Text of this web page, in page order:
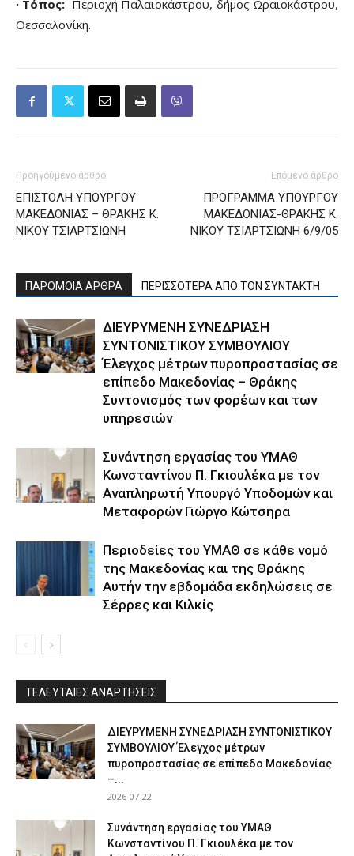
· Τόπος: Περιοχή Παλαιοκάστρου, δήμος Ωραιοκάστρου,
Θεσσαλονίκη.
Προηγούμενο άρθρο
ΕΠΙΣΤΟΛΗ ΥΠΟΥΡΓΟΥ
ΜΑΚΕΔΟΝΙΑΣ – ΘΡΑΚΗΣ Κ.
ΝΙΚΟΥ ΤΣΙΑΡΤΣΙΩΝΗ
Επόμενο άρθρο
ΠΡΟΓΡΑΜΜΑ ΥΠΟΥΡΓΟΥ
ΜΑΚΕΔΟΝΙΑΣ-ΘΡΑΚΗΣ Κ.
ΝΙΚΟΥ ΤΣΙΑΡΤΣΙΩΝΗ 6/9/05
ΠΑΡΟΜΟΙΑ ΑΡΘΡΑ ΠΕΡΙΣΣΟΤΕΡΑ ΑΠΟ ΤΟΝ ΣΥΝΤΑΚΤΗ
ΔΙΕΥΡΥΜΕΝΗ ΣΥΝΕΔΡΙΑΣΗ
ΣΥΝΤΟΝΙΣΤΙΚΟΥ ΣΥΜΒΟΥΛΙΟΥ
Έλεγχος μέτρων πυροπροστασίας σε
επίπεδο Μακεδονίας – Θράκης
Συντονισμός των φορέων και των
υπηρεσιών
Συνάντηση εργασίας του ΥΜΑΘ
Κωνσταντίνου Π. Γκιουλέκα με τον
Αναπληρωτή Υπουργό Υποδομών και
Μεταφορών Γιώργο Κώτσηρα
Περιοδείες του ΥΜΑΘ σε κάθε νομό
της Μακεδονίας και της Θράκης
Αυτήν την εβδομάδα εκδηλώσεις σε
Σέρρες και Κιλκίς
ΤΕΛΕΥΤΑΙΕΣ ΑΝΑΡΤΗΣΕΙΣ
ΔΙΕΥΡΥΜΕΝΗ ΣΥΝΕΔΡΙΑΣΗ ΣΥΝΤΟΝΙΣΤΙΚΟΥ
ΣΥΜΒΟΥΛΙΟΥ Έλεγχος μέτρων
πυροπροστασίας σε επίπεδο Μακεδονίας
–...
2026-07-22
Συνάντηση εργασίας του ΥΜΑΘ
Κωνσταντίνου Π. Γκιουλέκα με τον